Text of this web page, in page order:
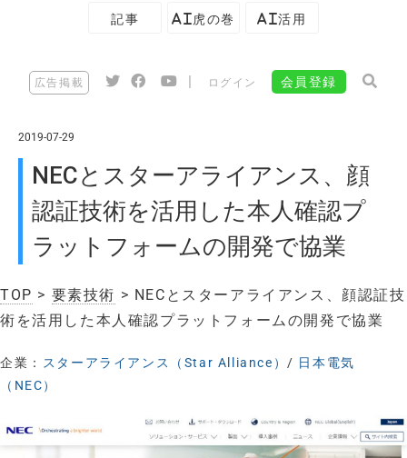
記事 AI虎の巻 AI活用
広告掲載 ログイン 会員登録
2019-07-29
NECとスターアライアンス、顔
認証技術を活用した本人確認プ
ラットフォームの開発で協業
TOP > 要素技術 > NECとスターアライアンス、顔認証技
術を活用した本人確認プラットフォームの開発で協業
企業： スターアライアンス（Star Alliance）/ 日本電気
（NEC）